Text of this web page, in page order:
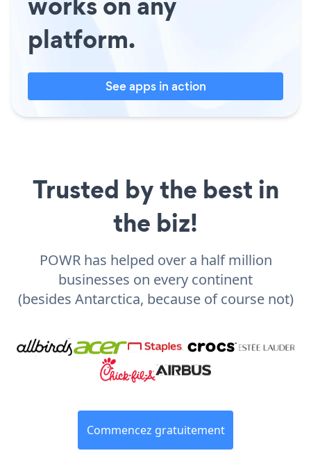
platform.
See apps in action
Trusted by the best in
the biz!
POWR has helped over a half million
businesses on every continent
(besides Antarctica, because of course not)
Commencez gratuitement